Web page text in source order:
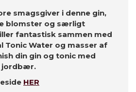
smagsgiver i denne gin,
blomster og særligt
fantastisk sammen med
Tonic Water og masser af
din gin og tonic med
jordbær.
HER